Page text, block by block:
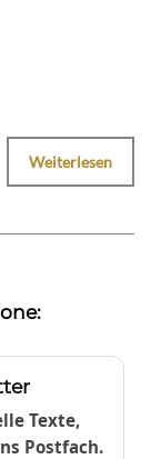
Weiterlesen
Texte,
Postfach.